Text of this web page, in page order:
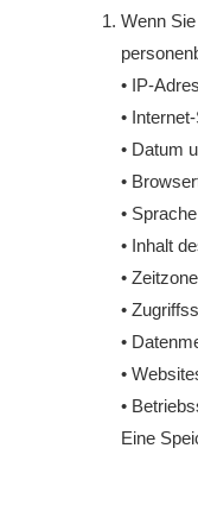
Wenn
• IP-
•
• Datum
•
•
• Inhalt
•
•
•
•
•
Eine